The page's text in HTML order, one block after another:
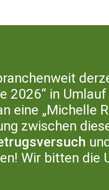
LITERATURBÜRO
2026“ in
eine „Michelle
zwischen
Wir bitten die